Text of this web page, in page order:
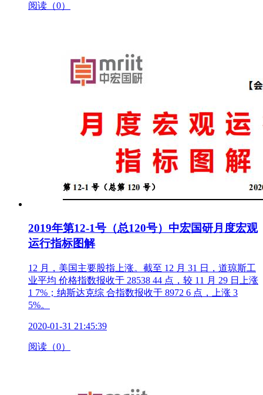
阅读（0）
2019年第12-1号（总120号）中宏国研月度宏观
运行指标图解
12 月，美国主要股指上涨。截至 12 月 31 日，道琼斯工
业平均 价格指数报收于 28538 44 点，较 11 月 29 日上涨
1 7%；纳斯达克综 合指数报收于 8972 6 点，上涨 3
5%。
2020-01-31 21:45:39
阅读（0）